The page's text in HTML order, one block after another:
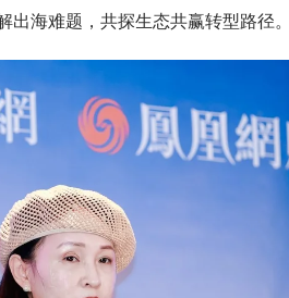
海难题，共探生态共赢转型路径。